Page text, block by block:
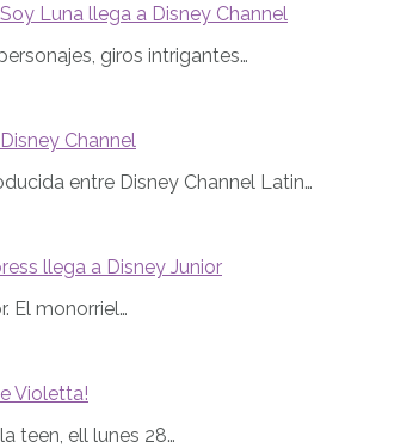
Luna llega a Disney Channel
giros intrigantes…
Channel
entre Disney Channel Latin…
llega a Disney Junior
El monorriel…
Violetta!
teen, ell lunes 28…